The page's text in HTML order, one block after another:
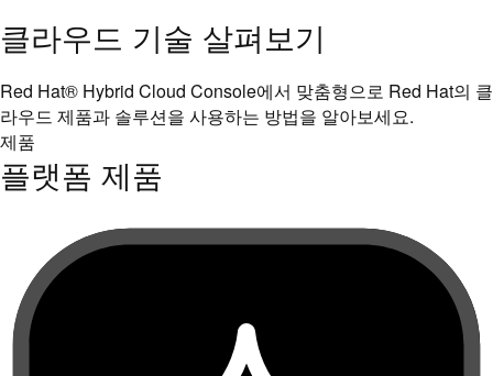
클라우드 기술 살펴보기
Red Hat® Hybrid Cloud Console에서 맞춤형으로 Red Hat의 클
라우드 제품과 솔루션을 사용하는 방법을 알아보세요.
제품
플랫폼 제품